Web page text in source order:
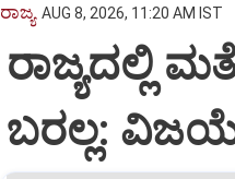
ರಾಜ್ಯ AUG 8, 2026, 11:20 AM IST
ರಾಜ್ಯದಲ್ಲಿ
ಬರಲ್ಲ: